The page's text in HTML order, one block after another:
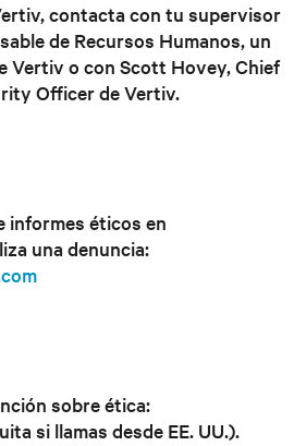
contacta con tu supervisor
de Recursos Humanos, un
Vertiv o con Scott Hovey, Chief
Officer de Vertiv.
informes éticos en
una denuncia:
sobre ética:
si llamas desde EE. UU.).